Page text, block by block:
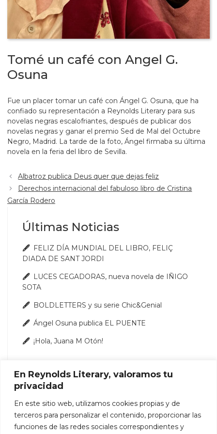
En Reynolds Literary, valoramos tu
privacidad
En este sitio web, utilizamos cookies propias y de
terceros para personalizar el contenido, proporcionar las
funciones de las redes sociales correspondientes y
Tomé un café con Angel G.
Osuna
Fue un placer tomar un café con Ángel G. Osuna, que ha
confiado su representación a Reynolds Literary para sus
novelas negras escalofriantes, después de publicar dos
novelas negras y ganar el premio Sed de Mal del Octubre
Negro, Madrid. La tarde de la foto, Ángel firmaba su última
novela en la feria del libro de Sevilla.
Albatroz publica Deus quer que dejas feliz
Derechos internacional del fabuloso libro de Cristina
García Rodero
Últimas Noticias
FELIZ DÍA MUNDIAL DEL LIBRO, FELIÇ
DIADA DE SANT JORDI
LUCES CEGADORAS, nueva novela de IÑIGO
SOTA
BOLDLETTERS y su serie Chic&Genial
Ángel Osuna publica EL PUENTE
¡Hola, Juana M Otón!